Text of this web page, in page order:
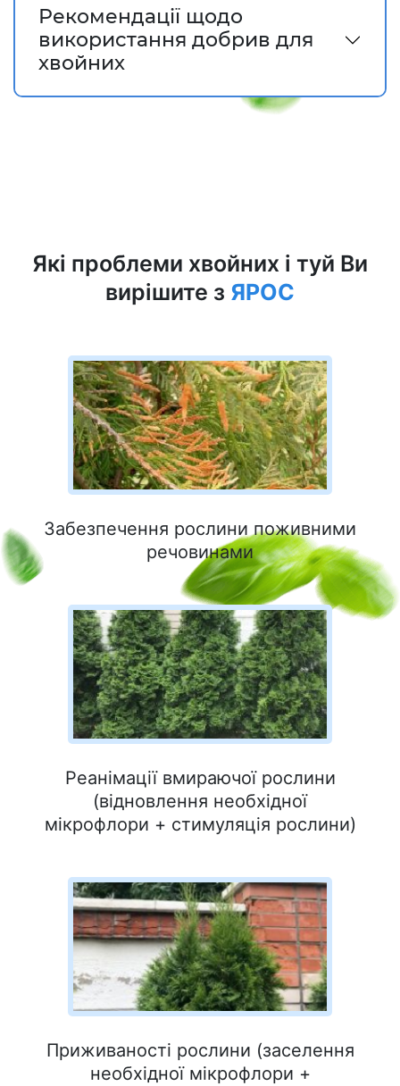
Рекомендації щодо
використання добрив для
хвойних
Які проблеми хвойних і туй Ви
вирішите з ЯРОС
Забезпечення рослини поживними
речовинами
Реанімації вмираючої рослини
(відновлення необхідної
мікрофлори + стимуляція рослини)
Приживаності рослини (заселення
необхідної мікрофлори +